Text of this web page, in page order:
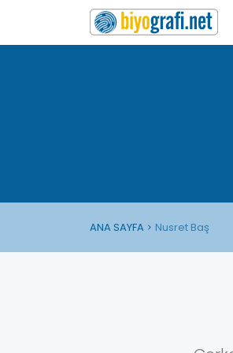
ANA SAYFA Nusret Baş